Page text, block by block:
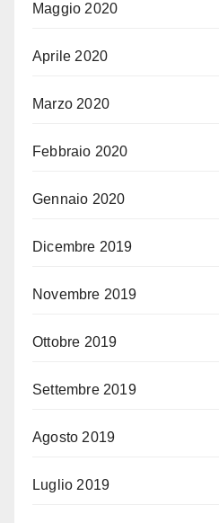
Maggio 2020
Aprile 2020
Marzo 2020
Febbraio 2020
Gennaio 2020
Dicembre 2019
Novembre 2019
Ottobre 2019
Settembre 2019
Agosto 2019
Luglio 2019